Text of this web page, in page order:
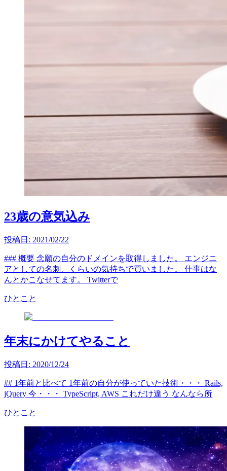
23歳の意気込み
投稿日: 2021/02/22
### 概要 念願の自分のドメインを取得しました。 エンジニ
アとしての名刺、くらいの気持ちで買いました。 仕事はな
んとかこなせてます。 Twitterで
ひとこと
年末にかけてやること
投稿日: 2020/12/24
## 1年前と比べて 1年前の自分が使っていた技術・・・ Rails,
jQuery 今・・・ TypeScript, AWS これだけ違う なんなら所
ひとこと